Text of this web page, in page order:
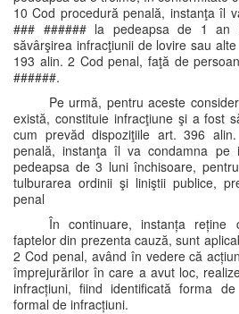
10 Cod procedură penală, instanţa îl
### ###### la pedeapsa de 1 an
săvârşirea infracţiunii de lovire sau
193 alin. 2 Cod penal, faţă de
######.
Pe urmă, pentru aceste
există, constituie infracţiune şi a fost
cum prevăd dispoziţiile art. 396
penală, instanţa îl va condamna pe
pedeapsa de 3 luni închisoare,
tulburarea ordinii şi liniştii publice,
penal
În continuare, instanța
faptelor din prezenta cauză, sunt
2 Cod penal, având în vedere că
împrejurărilor în care a avut loc,
infracțiuni, fiind identificată forma
formal de infracțiuni.